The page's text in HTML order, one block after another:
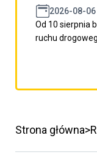
2026-08-06
Od 10 sierpnia
ruchu
porzpedniego
Strona główna